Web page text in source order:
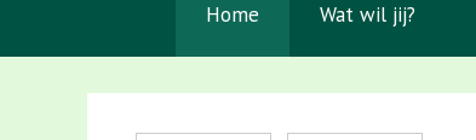
Home Wat wil jij?